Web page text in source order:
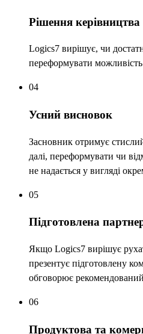
Рішення керівництва
Logics7 вирішує, чи
переформувати
04
Усний висновок
Засновник отримує
далі, переформувати чи
не надається у вигляді
05
Підготовлена
Якщо Logics7 вирішує
презентує підготовлену
обговорює
06
Продуктова та